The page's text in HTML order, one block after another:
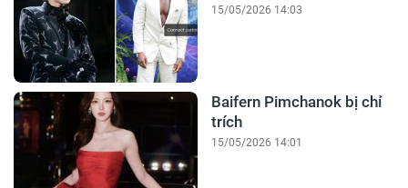
15/05/2026 14:03
Baifern Pimchanok bị chỉ
trích
15/05/2026 14:01